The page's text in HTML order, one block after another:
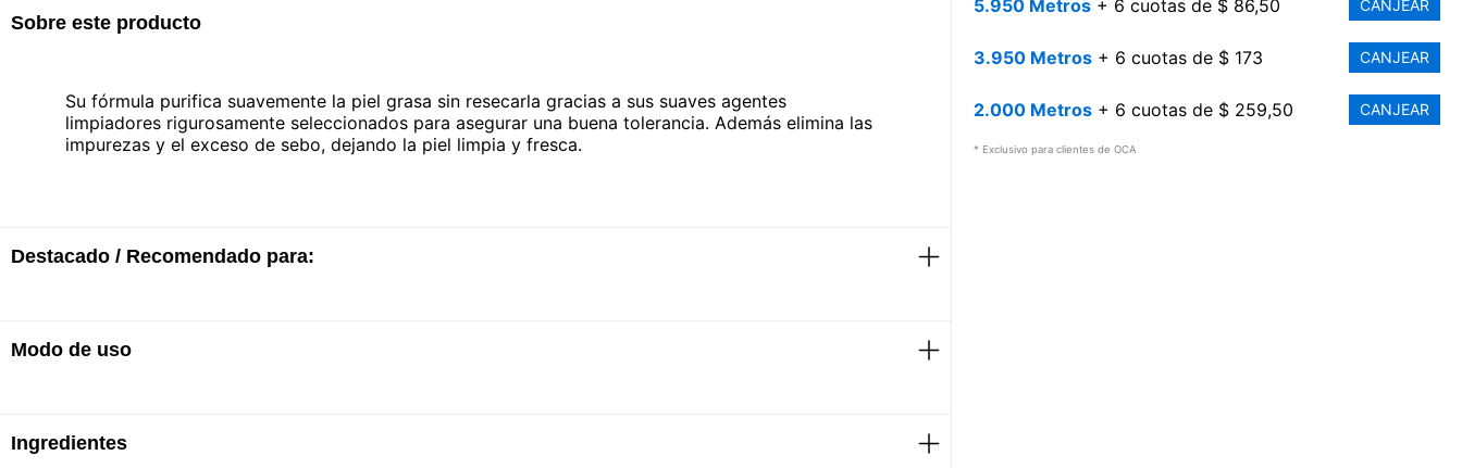
Sobre este producto
Su fórmula purifica suavemente la piel grasa sin resecarla gracias a sus suaves agentes
limpiadores rigurosamente seleccionados para asegurar una buena tolerancia. Además elimina las
impurezas y el exceso de sebo, dejando la piel limpia y fresca.
Destacado / Recomendado para:
· Regula la producción de sebo.
Modo de uso
· Tomar una pequeña cantidad de gel y hacer espuma sobre la palma de la mano húmeda.
Ingredientes
5.950 Metros+ 6 cuotas de $ 86,50 CANJEAR
3.950 Metros+ 6 cuotas de $ 173 CANJEAR
2.000 Metros+ 6 cuotas de $ 259,50 CANJEAR
* Exclusivo para clientes de OCA